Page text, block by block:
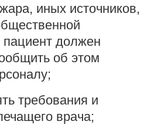
иных источников,
пациент должен
об этом
требования и
врача;